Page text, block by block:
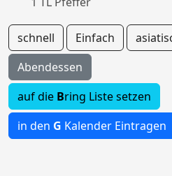
schnell Einfach
Abendessen
auf die Bring Liste setzen
in den G Kalender Eintragen